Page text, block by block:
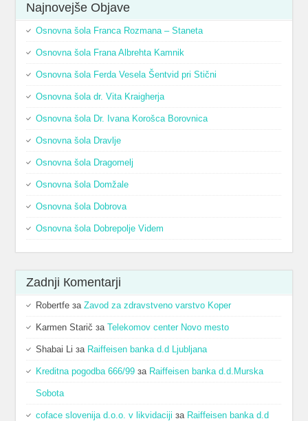
Najnovejše Оbjave
Osnovna šola Franca Rozmana – Staneta
Osnovna šola Frana Albrehta Kamnik
Osnovna šola Ferda Vesela Šentvid pri Stični
Osnovna šola dr. Vita Kraigherja
Osnovna šola Dr. Ivana Korošca Borovnica
Osnovna šola Dravlje
Osnovna šola Dragomelj
Osnovna šola Domžale
Osnovna šola Dobrova
Osnovna šola Dobrepolje Videm
Zadnji Кomentarji
Robertfe заZavod za zdravstveno varstvo Koper
Karmen Starič заTelekomov center Novo mesto
Shabai Li за Raiffeisen banka d.d Ljubljana
Kreditna pogodba 666/99 за Raiffeisen banka d.d.Murska
Sobota
coface slovenija d.o.o. v likvidaciji за Raiffeisen banka d.d